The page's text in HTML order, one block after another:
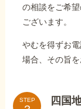
の相談をご希
ございます。
やむを得ずお
場合、その旨を
STEP
四国